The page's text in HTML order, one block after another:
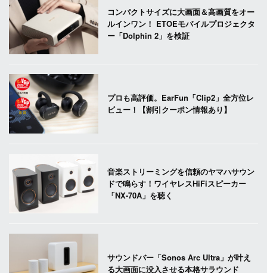
コンパクトサイズに大画面＆高画質をオー
ルインワン！ ETOEモバイルプロジェクタ
ー「Dolphin 2」を検証
プロも高評価。EarFun「Clip2」全方位レ
ビュー！【割引クーポン情報あり】
音楽ストリーミングを信頼のヤマハサウン
ドで鳴らす！ワイヤレスHiFiスピーカー
「NX-70A」を聴く
サウンドバー「Sonos Arc Ultra」が叶え
る大画面に没入させる本格サラウンド